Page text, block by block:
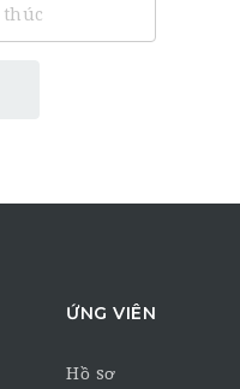
ỨNG VIÊN
Hồ sơ